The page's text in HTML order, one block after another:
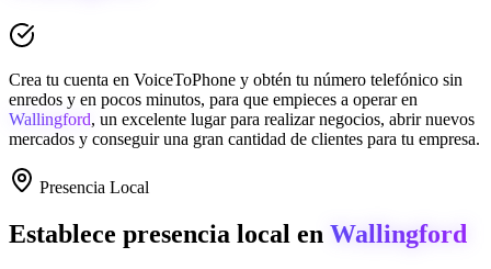
Crea tu cuenta en VoiceToPhone y obtén tu número telefónico sin
enredos y en pocos minutos, para que empieces a operar en
Wallingford, un excelente lugar para realizar negocios, abrir nuevos
mercados y conseguir una gran cantidad de clientes para tu empresa.
Presencia Local
Establece presencia local en Wallingford